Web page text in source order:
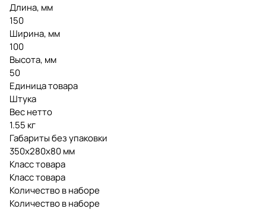
Длина, мм
150
Ширина, мм
100
Высота, мм
50
Единица товара
Штука
Вес нетто
1.55 кг
Габариты без упаковки
350х280х80 мм
Класс товара
Класс товара
Количество в наборе
Количество в наборе